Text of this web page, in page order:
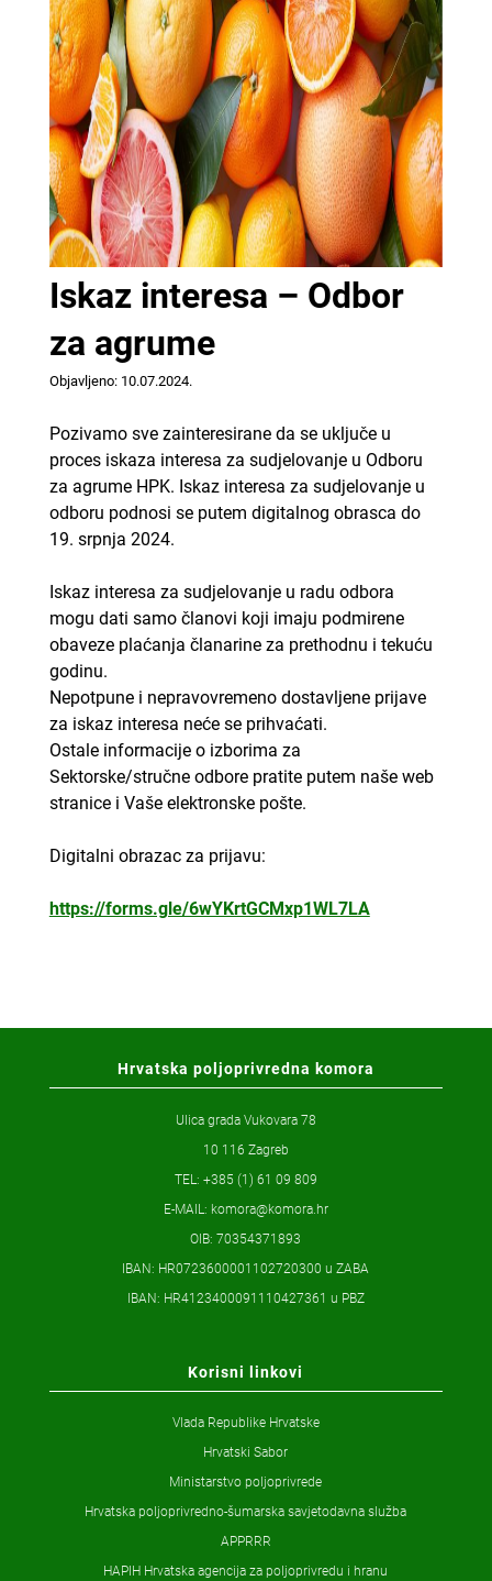
Iskaz interesa – Odbor
za agrume
Objavljeno: 10.07.2024.
Pozivamo sve zainteresirane da se uključe u
proces iskaza interesa za sudjelovanje u Odboru
za agrume HPK. Iskaz interesa za sudjelovanje u
odboru podnosi se putem digitalnog obrasca do
19. srpnja 2024.
Iskaz interesa za sudjelovanje u radu odbora
mogu dati samo članovi koji imaju podmirene
obaveze plaćanja članarine za prethodnu i tekuću
godinu.
Nepotpune i nepravovremeno dostavljene prijave
za iskaz interesa neće se prihvaćati.
Ostale informacije o izborima za
Sektorske/stručne odbore pratite putem naše web
stranice i Vaše elektronske pošte.
Digitalni obrazac za prijavu:
https://forms.gle/6wYKrtGCMxp1WL7LA
Hrvatska poljoprivredna komora
Ulica grada Vukovara 78
10 116 Zagreb
TEL: +385 (1) 61 09 809
E-MAIL: komora@komora.hr
OIB: 70354371893
IBAN: HR0723600001102720300 u ZABA
IBAN: HR4123400091110427361 u PBZ
Korisni linkovi
Vlada Republike Hrvatske
Hrvatski Sabor
Ministarstvo poljoprivrede
Hrvatska poljoprivredno-šumarska savjetodavna služba
APPRRR
HAPIH Hrvatska agencija za poljoprivredu i hranu